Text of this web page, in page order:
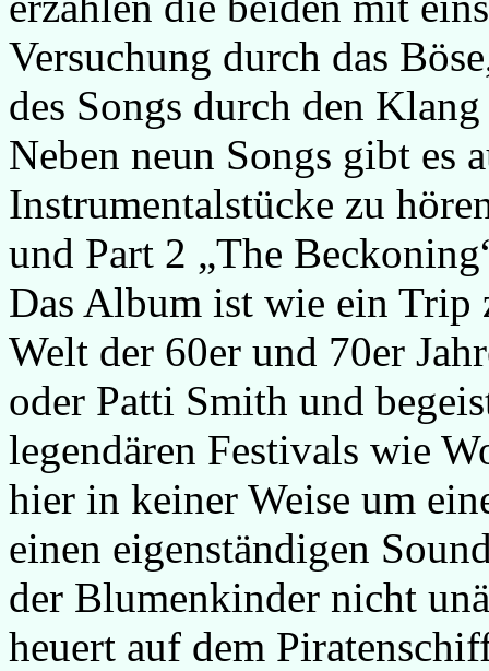
Versuchung durch das
des Songs durch den
Neben neun Songs gibt es
Instrumentalstücke zu
und Part 2 „The
Das Album ist wie ein Trip
Welt der 60er und 70er
oder Patti Smith und
legendären Festivals wie
hier in keiner Weise um
einen eigenständigen
der Blumenkinder nicht
heuert auf dem